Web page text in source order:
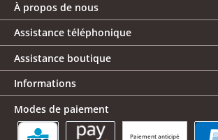
À propos de nous
Assistance téléphonique
Assistance boutique
Informations
Modes de paiement
Paiement anticipé